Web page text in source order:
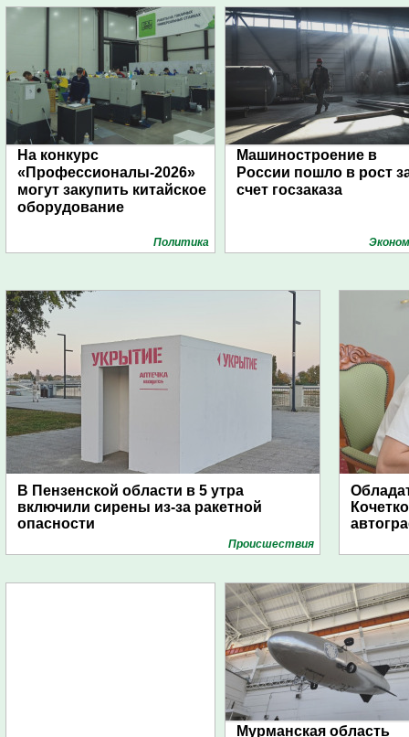
На конкурс
«Профессионалы-2026»
могут закупить китайское
оборудование
Политика
Машиностроение в
России пошло в рост
счет госзаказа
В Пензенской области в 5 утра
включили сирены из-за ракетной
опасности
Проиcшествия
Мурманская область